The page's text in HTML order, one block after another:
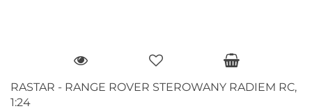
RASTAR - RANGE ROVER STEROWANY RADIEM RC,
1:24